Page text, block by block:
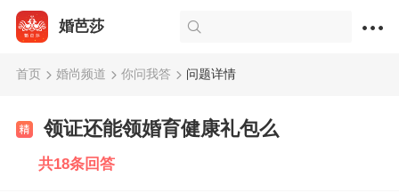
婚芭莎
首页 婚尚频道 你问我答 问题详情
领证还能领婚育健康礼包么
共18条回答